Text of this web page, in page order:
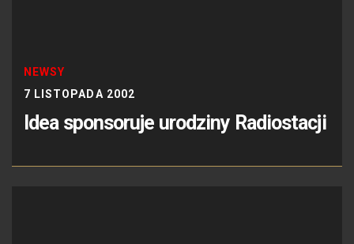
NEWSY
7 LISTOPADA 2002
Idea sponsoruje urodziny Radiostacji